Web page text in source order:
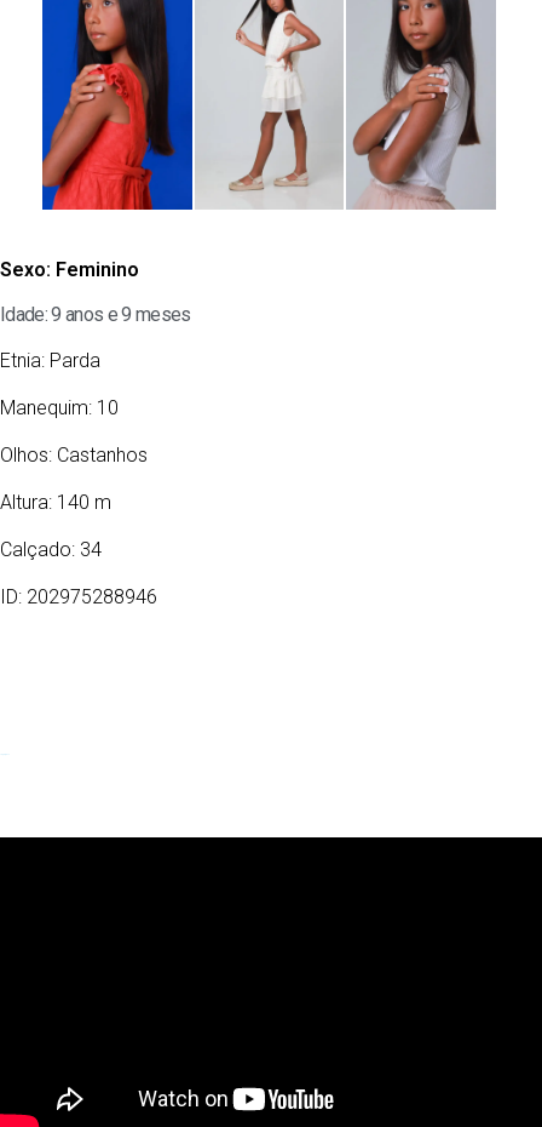
Sexo: Feminino
Idade: 9 anos e 9 meses
Etnia: Parda
Manequim: 10
Olhos: Castanhos
Altura: 140 m
Calçado: 34
ID: 202975288946